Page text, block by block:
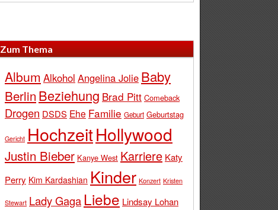
Zum Thema
Album Alkohol Angelina Jolie Baby
Berlin Beziehung Brad Pitt Comeback
Drogen DSDS Ehe Familie Geburt Geburtstag
Gericht HochzeitHollywood
Justin Bieber Kanye West Karriere Katy
Perry Kim Kardashian Kinder Konzert Kristen
Stewart Lady Gaga Liebe Lindsay Lohan